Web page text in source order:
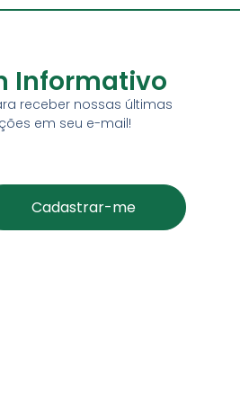
Informativo
receber nossas últimas
em seu e-mail!